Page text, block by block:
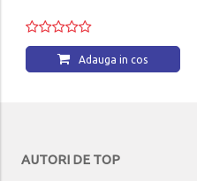
Adauga in cos
AUTORI DE TOP